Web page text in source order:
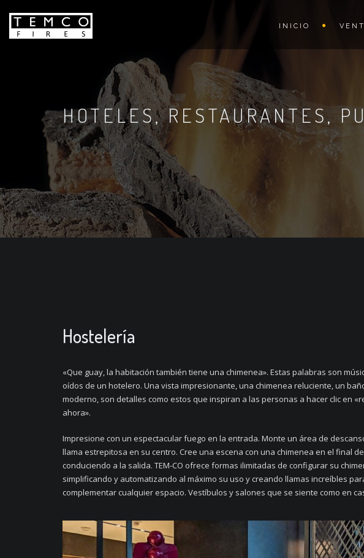
INICIO
HOTELES, RESTAURANTES,
Hostelería
«Que guay, la habitación también tiene una chimenea». Estas palabras son
oídos de un hotelero. Una vista impresionante, una chimenea reluciente, un
moderno, son detalles como estos que inspiran a las personas a hacer clic en
ahora».
Impresione con un espectacular fuego en la entrada. Monte un área de
llama estrepitosa en su centro. Cree una escena con una chimenea en el final
conduciendo a la salida. TEM-CO ofrece formas ilimitadas de configurar su
simplificando y automatizando al máximo su uso y creando llamas increíbles
complementar cualquier espacio. Vestíbulos y salones que se siente como en